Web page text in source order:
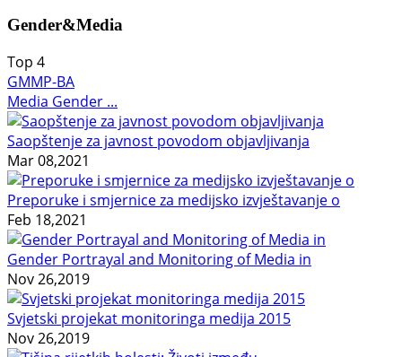
Gender&Media
Top 4
GMMP-BA
Media Gender ...
Saopštenje za javnost povodom objavljivanja
Mar 08,2021
Preporuke i smjernice za medijsko izvještavanje o
Feb 18,2021
Gender Portrayal and Monitoring of Media in
Nov 26,2019
Svjetski projekat monitoringa medija 2015
Nov 26,2019